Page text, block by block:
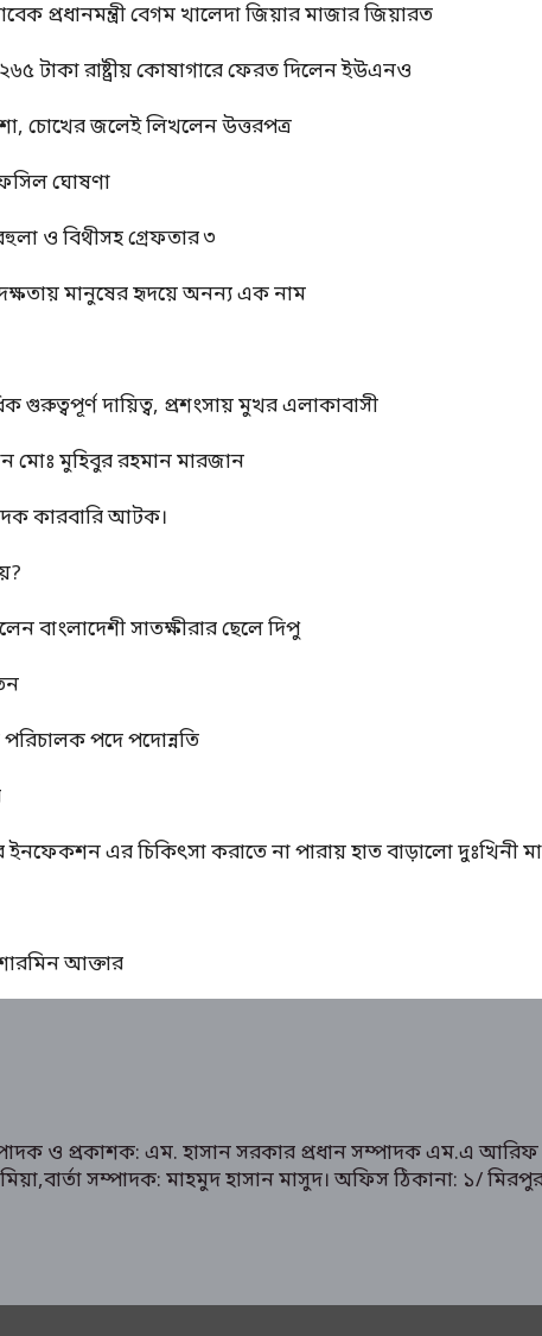
প্রধানমন্ত্রী বেগম খালেদা জিয়ার মাজার জিয়ারত
টাকা রাষ্ট্রীয় কোষাগারে ফেরত দিলেন ইউএনও
চোখের জলেই লিখলেন উত্তরপত্র
ঘোষণা
ও বিথীসহ গ্রেফতার ৩
মানুষের হৃদয়ে অনন্য এক নাম
দায়িত্ব, প্রশংসায় মুখর এলাকাবাসী
মোঃ মুহিবুর রহমান মারজান
কারবারি আটক।
বাংলাদেশী সাতক্ষীরার ছেলে দিপু
পরিচালক পদে পদোন্নতি
এর চিকিৎসা করাতে না পারায় হাত বাড়ালো দুঃখিনী মা
আক্তার
ও প্রকাশক: এম. হাসান সরকার প্রধান সম্পাদক এম.এ
সম্পাদক: মাহমুদ হাসান মাসুদ। অফিস ঠিকানা: ১/